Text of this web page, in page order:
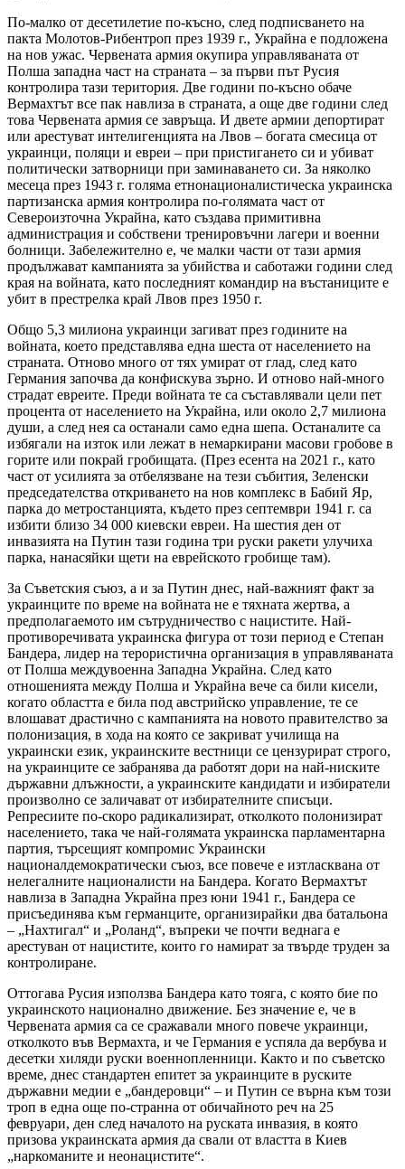
По-малко от десетилетие по-късно, след подписването на
пакта Молотов-Рибентроп през 1939 г., Украйна е подложена
на нов ужас. Червената армия окупира управляваната от
Полша западна част на страната – за първи път Русия
контролира тази територия. Две години по-късно обаче
Вермахтът все пак навлиза в страната, а още две години след
това Червената армия се завръща. И двете армии депортират
или арестуват интелигенцията на Лвов – богата смесица от
украинци, поляци и евреи – при пристигането си и убиват
политически затворници при заминаването си. За няколко
месеца през 1943 г. голяма етнонационалистическа украинска
партизанска армия контролира по-голямата част от
Североизточна Украйна, като създава примитивна
администрация и собствени тренировъчни лагери и военни
болници. Забележително е, че малки части от тази армия
продължават кампанията за убийства и саботажи години след
края на войната, като последният командир на въстаниците е
убит в престрелка край Лвов през 1950 г.
Общо 5,3 милиона украинци загиват през годините на
войната, което представлява една шеста от населението на
страната. Отново много от тях умират от глад, след като
Германия започва да конфискува зърно. И отново най-много
страдат евреите. Преди войната те са съставлявали цели пет
процента от населението на Украйна, или около 2,7 милиона
души, а след нея са останали само една шепа. Останалите са
избягали на изток или лежат в немаркирани масови гробове в
горите или покрай гробищата. (През есента на 2021 г., като
част от усилията за отбелязване на тези събития, Зеленски
председателства откриването на нов комплекс в Бабий Яр,
парка до метростанцията, където през септември 1941 г. са
избити близо 34 000 киевски евреи. На шестия ден от
инвазията на Путин тази година три руски ракети улучиха
парка, нанасяйки щети на еврейското гробище там).
За Съветския съюз, а и за Путин днес, най-важният факт за
украинците по време на войната не е тяхната жертва, а
предполагаемото им сътрудничество с нацистите. Най-
противоречивата украинска фигура от този период е Степан
Бандера, лидер на терористична организация в управляваната
от Полша междувоенна Западна Украйна. След като
отношенията между Полша и Украйна вече са били кисели,
когато областта е била под австрийско управление, те се
влошават драстично с кампанията на новото правителство за
полонизация, в хода на която се закриват училища на
украински език, украинските вестници се цензурират строго,
на украинците се забранява да работят дори на най-ниските
държавни длъжности, а украинските кандидати и избиратели
произволно се заличават от избирателните списъци.
Репресиите по-скоро радикализират, отколкото полонизират
населението, така че най-голямата украинска парламентарна
партия, търсещият компромис Украински
националдемократически съюз, все повече е изтласквана от
нелегалните националисти на Бандера. Когато Вермахтът
навлиза в Западна Украйна през юни 1941 г., Бандера се
присъединява към германците, организирайки два батальона
– „Нахтигал“ и „Роланд“, въпреки че почти веднага е
арестуван от нацистите, които го намират за твърде труден за
контролиране.
Оттогава Русия използва Бандера като тояга, с която бие по
украинското национално движение. Без значение е, че в
Червената армия са се сражавали много повече украинци,
отколкото във Вермахта, и че Германия е успяла да вербува и
десетки хиляди руски военнопленници. Както и по съветско
време, днес стандартен епитет за украинците в руските
държавни медии е „бандеровци“ – и Путин се върна към този
троп в една още по-странна от обичайното реч на 25
февруари, ден след началото на руската инвазия, в която
призова украинската армия да свали от властта в Киев
„наркоманите и неонацистите“.